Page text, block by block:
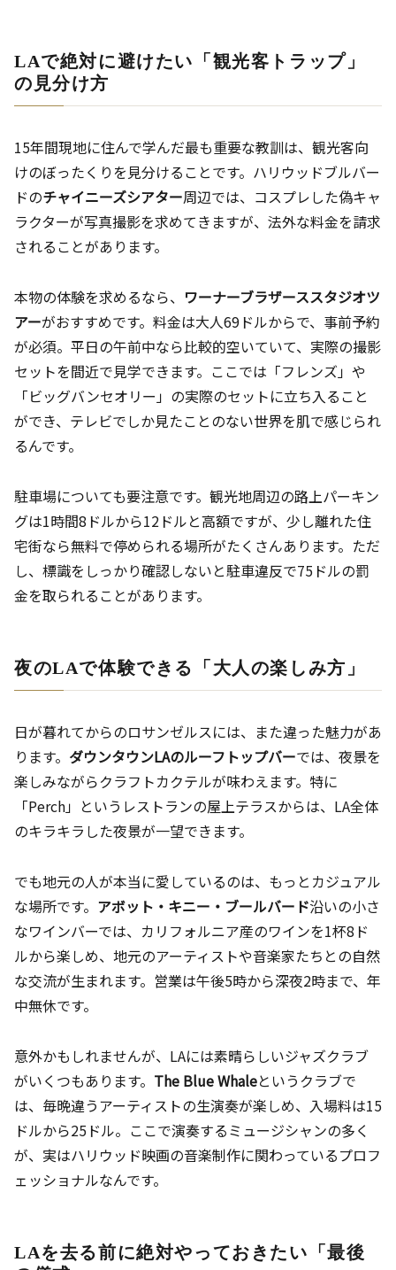
LAで絶対に避けたい「観光客トラップ」
の見分け方
15年間現地に住んで学んだ最も重要な教訓は、観光客向
けのぼったくりを見分けることです。ハリウッドブルバー
ドのチャイニーズシアター周辺では、コスプレした偽キャ
ラクターが写真撮影を求めてきますが、法外な料金を請求
されることがあります。
本物の体験を求めるなら、 ワーナーブラザーススタジオツ
アーがおすすめです。料金は大人69ドルからで、事前予約
が必須。平日の午前中なら比較的空いていて、実際の撮影
セットを間近で見学できます。ここでは「フレンズ」や
「ビッグバンセオリー」の実際のセットに立ち入ること
ができ、テレビでしか見たことのない世界を肌で感じられ
るんです。
駐車場についても要注意です。観光地周辺の路上パーキン
グは1時間8ドルから12ドルと高額ですが、少し離れた住
宅街なら無料で停められる場所がたくさんあります。ただ
し、標識をしっかり確認しないと駐車違反で75ドルの罰
金を取られることがあります。
夜のLAで体験できる「大人の楽しみ方」
日が暮れてからのロサンゼルスには、また違った魅力があ
ります。 ダウンタウンLAのルーフトップバーでは、夜景を
楽しみながらクラフトカクテルが味わえます。特に
「Perch」というレストランの屋上テラスからは、LA全体
のキラキラした夜景が一望できます。
でも地元の人が本当に愛しているのは、もっとカジュアル
な場所です。 アボット・キニー・ブールバード沿いの小さ
なワインバーでは、カリフォルニア産のワインを1杯8ド
ルから楽しめ、地元のアーティストや音楽家たちとの自然
な交流が生まれます。営業は午後5時から深夜2時まで、年
中無休です。
意外かもしれませんが、LAには素晴らしいジャズクラブ
がいくつもあります。 The Blue Whaleというクラブで
は、毎晩違うアーティストの生演奏が楽しめ、入場料は15
ドルから25ドル。ここで演奏するミュージシャンの多く
が、実はハリウッド映画の音楽制作に関わっているプロフ
ェッショナルなんです。
LAを去る前に絶対やっておきたい「最後